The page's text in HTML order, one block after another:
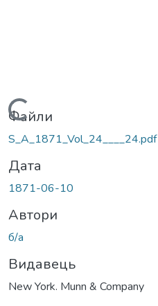
Вантажиться...
Файли
S_A_1871_Vol_24____24.pdf
Дата
1871-06-10
Автори
б/а
Видавець
New York. Munn & Company